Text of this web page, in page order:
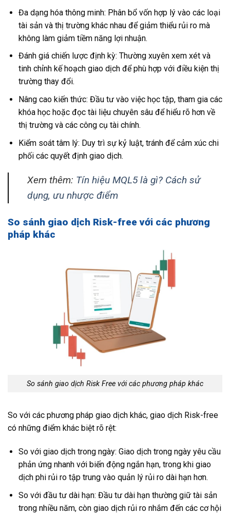
Đa dạng hóa thông minh: Phân bổ vốn hợp lý vào các loại
tài sản và thị trường khác nhau để giảm thiểu rủi ro mà
không làm giảm tiềm năng lợi nhuận.
Đánh giá chiến lược định kỳ: Thường xuyên xem xét và
tinh chỉnh kế hoạch giao dịch để phù hợp với điều kiện thị
trường thay đổi.
Nâng cao kiến thức: Đầu tư vào việc học tập, tham gia các
khóa học hoặc đọc tài liệu chuyên sâu để hiểu rõ hơn về
thị trường và các công cụ tài chính.
Kiểm soát tâm lý: Duy trì sự kỷ luật, tránh để cảm xúc chi
phối các quyết định giao dịch.
Xem thêm: Tín hiệu MQL5 là gì? Cách sử
dụng, ưu nhược điểm
So sánh giao dịch Risk-free với các phương
pháp khác
So sánh giao dịch Risk Free với các phương pháp khác
So với các phương pháp giao dịch khác, giao dịch Risk-free
có những điểm khác biệt rõ rệt:
So với giao dịch trong ngày: Giao dịch trong ngày yêu cầu
phản ứng nhanh với biến động ngắn hạn, trong khi giao
dịch phi rủi ro tập trung vào quản lý rủi ro dài hạn hơn.
So với đầu tư dài hạn: Đầu tư dài hạn thường giữ tài sản
trong nhiều năm, còn giao dịch rủi ro nhắm đến các cơ hội